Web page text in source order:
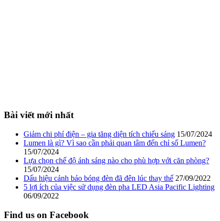
Bài viết mới nhất
Giảm chi phí điện – gia tăng diện tích chiếu sáng 15/07/2024
Lumen là gì? Vì sao cần phải quan tâm đến chỉ số Lumen?
15/07/2024
Lựa chọn chế độ ánh sáng nào cho phù hợp với căn phòng?
15/07/2024
Dấu hiệu cảnh báo bóng đèn đã đên lúc thay thế 27/09/2022
5 lợi ích của việc sử dụng đèn pha LED Asia Pacific Lighting
06/09/2022
Find us on Facebook